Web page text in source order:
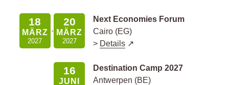
18
MÄRZ
2027
20
MÄRZ
2027
Next Economies Forum
Cairo (EG)
> Details
16
JUNI
Destination Camp 2027
Antwerpen (BE)